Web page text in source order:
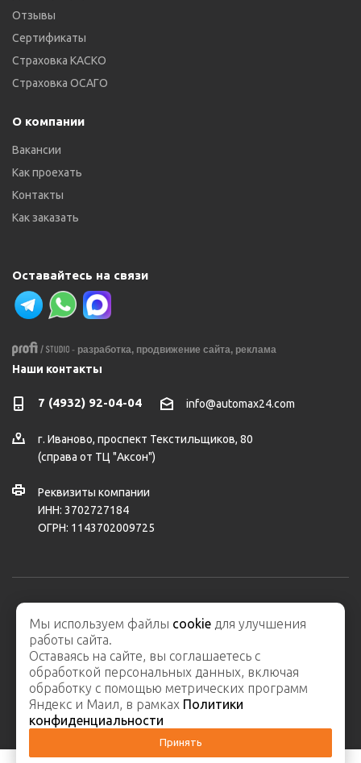
Отзывы
Сертификаты
Страховка КАСКО
Страховка ОСАГО
О компании
Вакансии
Как проехать
Контакты
Как заказать
Оставайтесь на связи
- разработка, продвижение сайта, реклама
Наши контакты
7 (4932) 92-04-04 info@automax24.com
г. Иваново, проспект Текстильщиков, 80
(справа от ТЦ "Аксон")
Реквизиты компании
ИНН: 3702727184
ОГРН: 1143702009725
2026 © ООО "АвтоМакс" – интернет-магазин автозапчастей и
автосервис
Мы используем файлы cookie для улучшения
работы сайта.
Оставаясь на сайте, вы соглашаетесь с
обработкой персональных данных, включая
обработку с помощью метрических программ
Яндекс и Маил, в рамках Политики
конфиденциальности
Принять